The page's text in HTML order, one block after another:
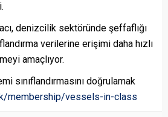
denizcilik sektöründe şeffaflığı
verilerine erişimi daha hızlı
amaçlıyor.
sınıflandırmasını doğrulamak
membership/vessels-in-class